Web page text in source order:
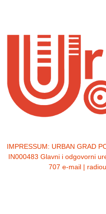
IMPRESSUM: URBAN GRAD
IN000483 Glavni i odgovorni
707 e-mail |